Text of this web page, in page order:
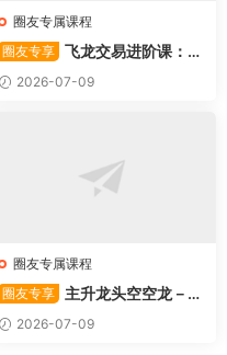
圈友专属课程
圈友专享 飞龙交易进阶课：共
振战法
2026-07-09
圈友专属课程
圈友专享
主升龙头空空龙－竞
价抢筹盘口的量化公式与十几
年的体系干货，全篇2026061
2026-07-09